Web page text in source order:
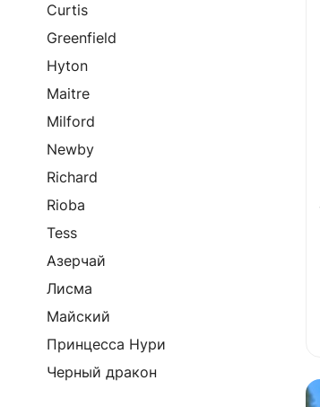
Curtis
Greenfield
Hyton
Maitre
Milford
Newby
Richard
Rioba
Tess
Азерчай
Лисма
Майский
Принцесса Нури
Черный дракон